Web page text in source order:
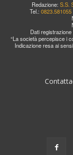
Redazione: S.S.
Tel.:
Dati registrazione
“La società percepisce i
Indicazione resa ai